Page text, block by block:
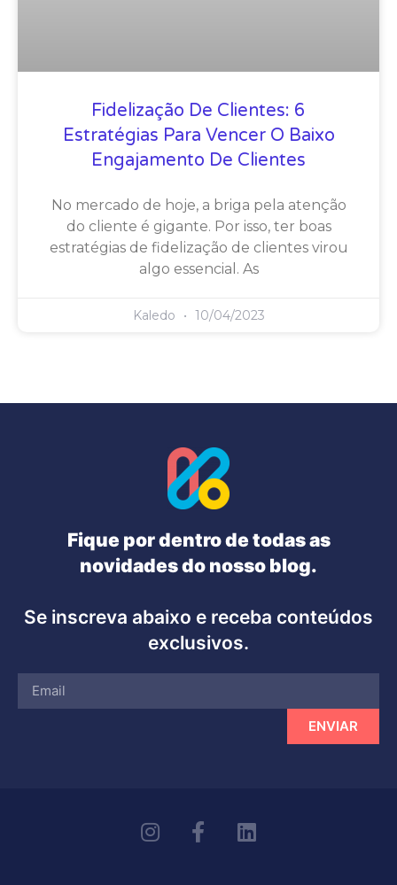
Fidelização De Clientes: 6
Estratégias Para Vencer O Baixo
Engajamento De Clientes
No mercado de hoje, a briga pela atenção
do cliente é gigante. Por isso, ter boas
estratégias de fidelização de clientes virou
algo essencial. As
Kaledo 10/04/2023
Fique por dentro de todas as
novidades do nosso blog.
Se inscreva abaixo e receba conteúdos
exclusivos.
ENVIAR